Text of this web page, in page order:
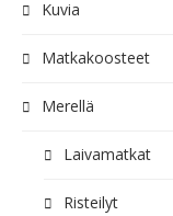
Kuvia
Matkakoosteet
Merellä
Laivamatkat
Risteilyt